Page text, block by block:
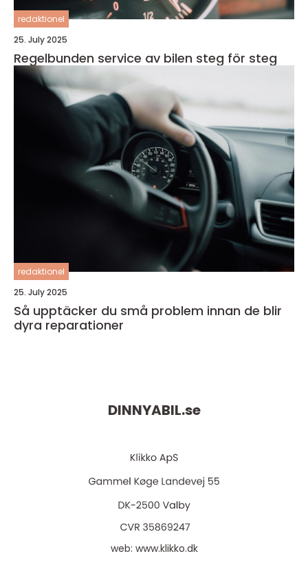
redaktionel
25. July 2025
Regelbunden service av bilen steg för steg
redaktionel
25. July 2025
Så upptäcker du små problem innan de blir
dyra reparationer
DINNYABIL.se
web: www.klikko.dk